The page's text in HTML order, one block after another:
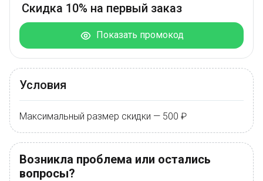
Скидка 10% на первый заказ
Показать промокод
Условия
Максимальный размер скидки — 500 ₽
Возникла проблема или остались
вопросы?